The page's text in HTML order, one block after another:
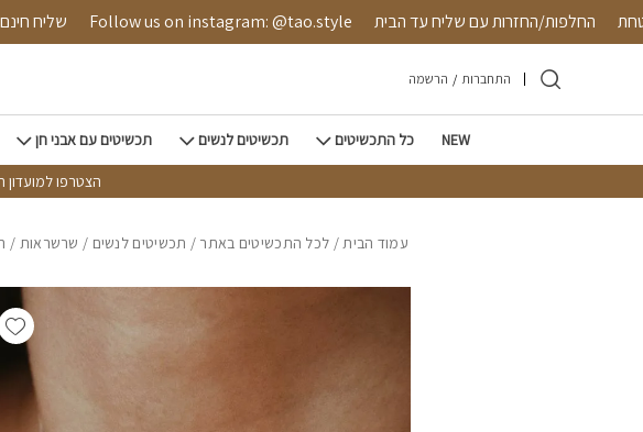
Skip to Content
מאובטחת החלפות/החזרות עם שליח עד הבית Follow us on instagram: @tao.style
התחברות / הרשמה
NEW כל התכשיטים תכשיטים לנשים תכשיטים עם אבני חן
הצטרפו למועדון הלקוחות
עמוד הבית/ לכל התכשיטים באתר / תכשיטים לנשים / שרשראות /
בחזרה למעלה